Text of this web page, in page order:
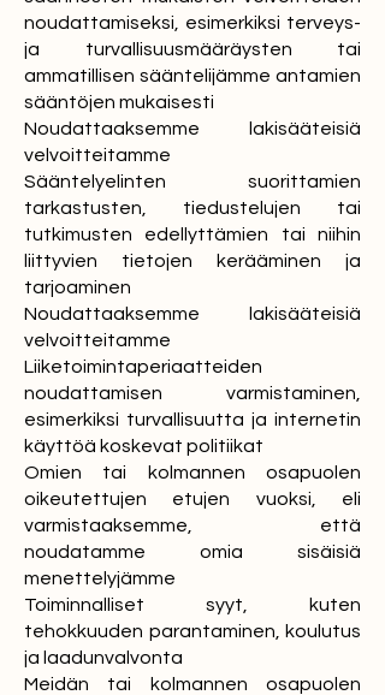
noudattamiseksi, esimerkiksi terveys-
ja turvallisuusmääräysten tai
ammatillisen sääntelijämme antamien
sääntöjen mukaisesti
Noudattaaksemme lakisääteisiä
velvoitteitamme
Sääntelyelinten suorittamien
tarkastusten, tiedustelujen tai
tutkimusten edellyttämien tai niihin
liittyvien tietojen kerääminen ja
tarjoaminen
Noudattaaksemme lakisääteisiä
velvoitteitamme
Liiketoimintaperiaatteiden
noudattamisen varmistaminen,
esimerkiksi turvallisuutta ja internetin
käyttöä koskevat politiikat
Omien tai kolmannen osapuolen
oikeutettujen etujen vuoksi, eli
varmistaaksemme, että
noudatamme omia sisäisiä
menettelyjämme
Toiminnalliset syyt, kuten
tehokkuuden parantaminen, koulutus
ja laadunvalvonta
Meidän tai kolmannen osapuolen